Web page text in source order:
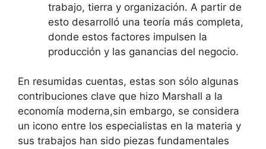
trabajo, tierra y organización. A partir de
esto desarrolló una teoría más completa,
donde estos factores impulsen la
producción y las ganancias del negocio.
En resumidas cuentas, estas son sólo algunas
contribuciones clave que hizo Marshall a la
economía moderna,sin embargo, se considera
un icono entre los especialistas en la materia y
sus trabajos han sido piezas fundamentales